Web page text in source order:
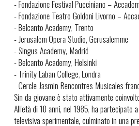
- Fondazione Festival Pucciniano –
- Fondazione Teatro Goldoni Livorno –
- Belcanto Academy, Trento
- Jerusalem Opera Studio, Gerusalemme
- Singus Academy, Madrid
- Belcanto Academy, Helsinki
- Trinity Laban College, Londra
- Cercle Jasmin-Rencontres Musicales
Sin da giovane è stato attivamente
All'età di 10 anni, nel 1985, ha partecipato
televisiva sperimentale, culminato in una